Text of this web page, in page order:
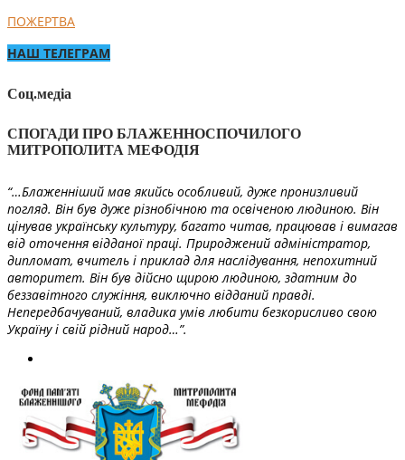
ПОЖЕРТВА
НАШ ТЕЛЕГРАМ
Соц.медіа
СПОГАДИ ПРО БЛАЖЕННОСПОЧИЛОГО
МИТРОПОЛИТА МЕФОДІЯ
“…Блаженніший мав якийсь особливий, дуже пронизливий
погляд. Він був дуже різнобічною та освіченою людиною. Він
цінував українську культуру, багато читав, працював і вимагав
від оточення відданої праці. Природжений адміністратор,
дипломат, вчитель і приклад для наслідування, непохитний
авторитет. Він був дійсно щирою людиною, здатним до
беззавітного служіння, виключно відданий правді.
Непередбачуваний, владика умів любити безкорисливо свою
Україну і свій рідний народ…”.